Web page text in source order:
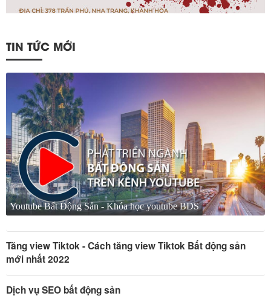
TIN TỨC MỚI
Youtube Bất Động Sản - Khóa học youtube BDS
Tăng view Tiktok - Cách tăng view Tiktok Bất động sản
mới nhất 2022
Dịch vụ SEO bất động sản